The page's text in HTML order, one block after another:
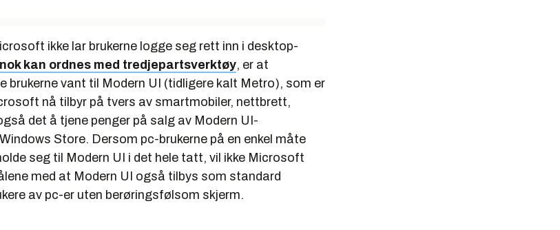
ikke lar brukerne logge seg rett inn i desktop-
kan ordnes med tredjepartsverktøy, er at
brukerne vant til Modern UI (tidligere kalt Metro), som er
nå tilbyr på tvers av smartmobiler, nettbrett,
det å tjene penger på salg av Modern UI-
Store. Dersom pc-brukerne på en enkel måte
seg til Modern UI i det hele tatt, vil ikke Microsoft
med at Modern UI også tilbys som standard
av pc-er uten berøringsfølsom skjerm.